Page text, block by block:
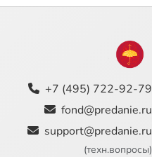
+7 (495) 722-92-79
fond@predanie.ru
support@predanie.ru
(техн.вопросы)